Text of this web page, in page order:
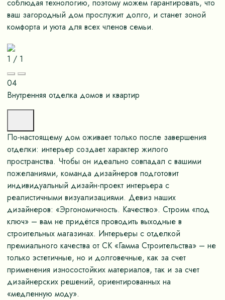
соблюдая технологию, поэтому можем гарантировать, что
ваш загородный дом прослужит долго, и станет зоной
комфорта и уюта для всех членов семьи.
1 / 1
04
Внутренняя отделка домов и квартир
По-настоящему дом оживает только после завершения
отделки: интерьер создает характер жилого
пространства. Чтобы он идеально совпадал с вашими
пожеланиями, команда дизайнеров подготовит
индивидуальный дизайн-проект интерьера с
реалистичными визуализациями. Девиз наших
дизайнеров: «Эргономичность. Качество». Строим «под
ключ» – вам не придётся проводить выходные в
строительных магазинах. Интерьеры с отделкой
премиального качества от СК «Гамма Строительства» – не
только эстетичные, но и долговечные, как за счет
применения износостойких материалов, так и за счет
дизайнерских решений, ориентированных на
«медленную моду».